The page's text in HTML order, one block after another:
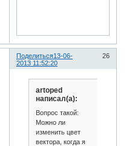
Поделиться 26
13-06-
2013 11:52:20
artoped
написал(а):
Вопрос такой:
Можно ли
изменить цвет
вектора, когда я